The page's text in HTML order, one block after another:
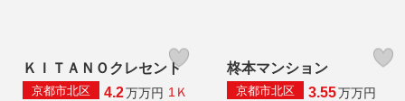
ＫＩＴＡＮＯクレセント
京都市北区 4.2万万円 1Ｋ
柊本マンション
京都市北区 3.55万万円